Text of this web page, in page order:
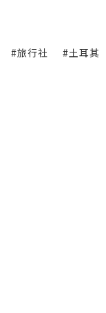
#旅行社 #土耳其